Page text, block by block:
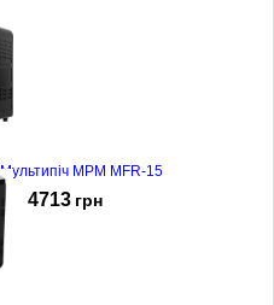
Мультипіч MPM MFR-15
4713 грн